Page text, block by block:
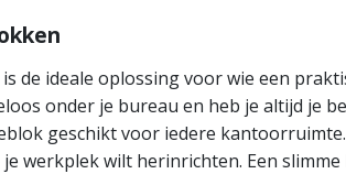
de ideale oplossing voor wie een
onder je bureau en heb je altijd je
geschikt voor iedere
werkplek wilt herinrichten. Een